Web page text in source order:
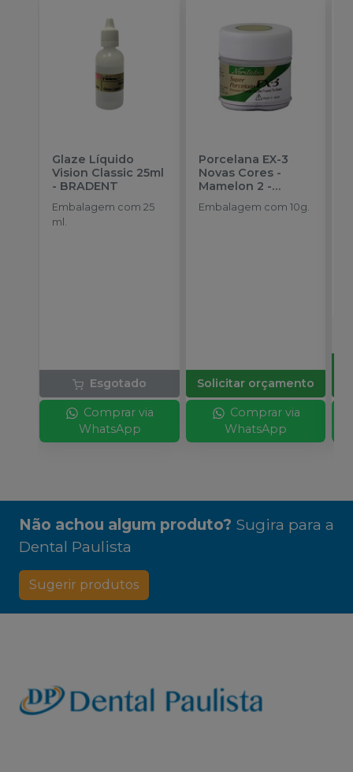
Glaze Líquido
Vision Classic 25ml
- BRADENT
Embalagem com 25
ml.
Esgotado
Comprar via
WhatsApp
Porcelana EX-3
Novas Cores -
Mamelon 2 -
NORITAKE
Embalagem com 10g.
Solicitar orçamento
Comprar via
WhatsApp
Não achou algum produto? Sugira para a
Dental Paulista
Sugerir produtos